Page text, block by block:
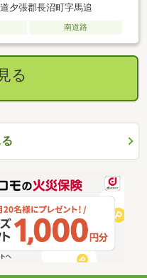
夕張郡長沼町字馬追
南道路
る